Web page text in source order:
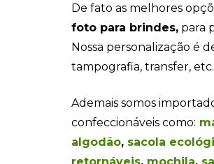
De fato as melhores
foto para brindes, para
Nossa personalização é
tampografia, transfer, etc.
Ademais somos
confeccionáveis como:
algodão, sacola